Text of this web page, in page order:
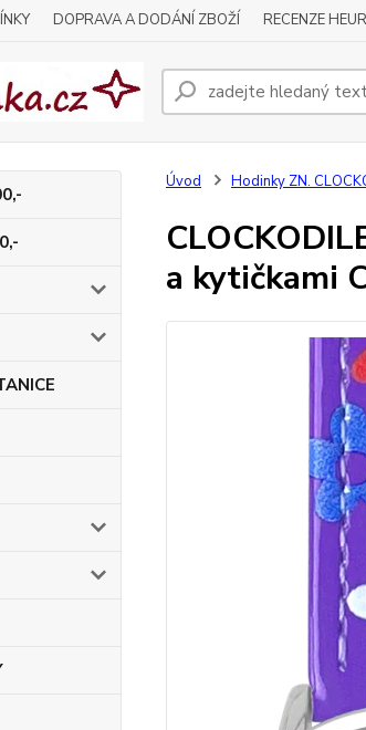
DOPRAVA A DODÁNÍ ZBOŽÍ RECENZE
Úvod Hodinky ZN.
a kytičkami